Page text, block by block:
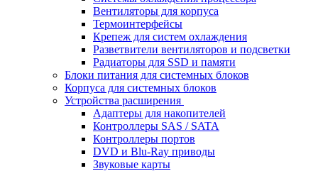
Вентиляторы для корпуса
Термоинтерфейсы
Крепеж для систем охлаждения
Разветвители вентиляторов и подсветки
Радиаторы для SSD и памяти
Блоки питания для системных блоков
Корпуса для системных блоков
Устройства расширения
Адаптеры для накопителей
Контроллеры SAS / SATA
Контроллеры портов
DVD и Blu-Ray приводы
Звуковые карты